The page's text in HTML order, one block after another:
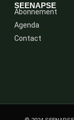
SEENAPSE
Abonnement
Agenda
Contact